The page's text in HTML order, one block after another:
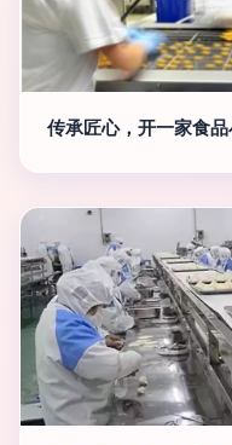
传承匠心，开一家食